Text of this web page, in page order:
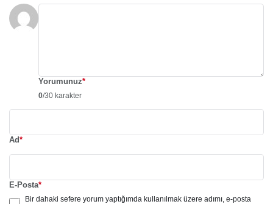
Yorumunuz*
0/30 karakter
Ad*
E-Posta*
Bir dahaki sefere yorum yaptığımda kullanılmak üzere adımı, e-posta